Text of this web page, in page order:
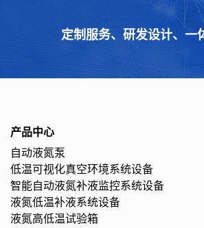
定制服务、研发设计、一
产品中心
自动液氮泵
低温可视化真空环境系统设备
智能自动液氮补液监控系统设备
液氮低温补液系统设备
液氮高低温试验箱